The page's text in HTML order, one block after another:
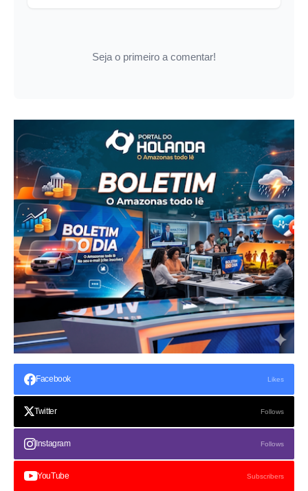
Seja o primeiro a comentar!
Facebook Likes
Twitter Follows
Instagram Follows
YouTube Subscribers